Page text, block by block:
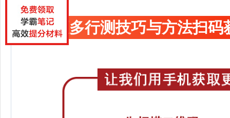
更多行测技巧与方法扫码